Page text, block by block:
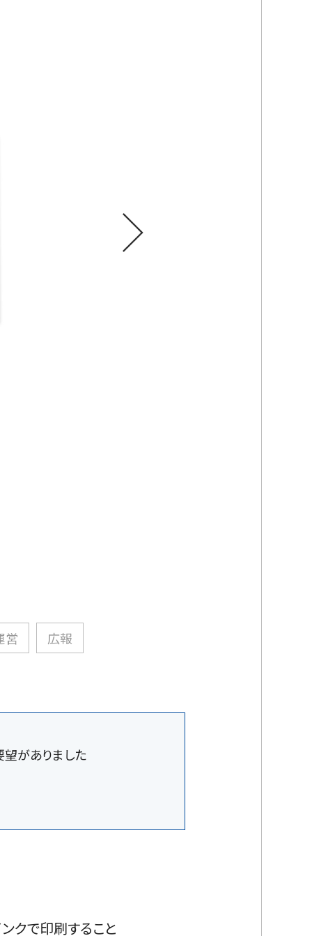
営 広報
望がありました
クで印刷すること